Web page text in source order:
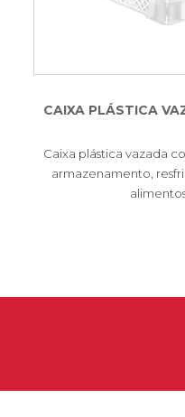
CAIXA PLÁSTICA
Caixa plástica vazada
armazenamento,